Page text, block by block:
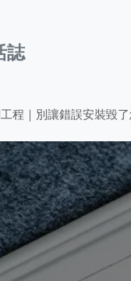
誌
程｜別讓錯誤安裝毀